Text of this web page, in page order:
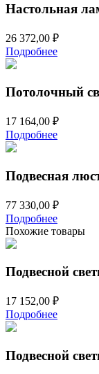
Настольная
26 372,00 ₽
Подробнее
Потолочный
17 164,00 ₽
Подробнее
Подвесная
77 330,00 ₽
Подробнее
Похожие товары
Подвесной
17 152,00 ₽
Подробнее
Подвесной